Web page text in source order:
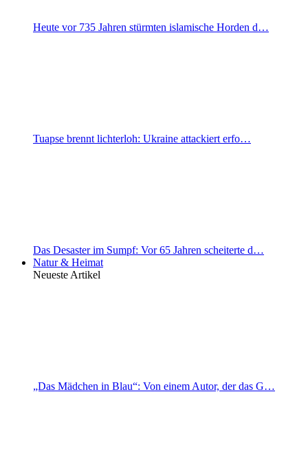
Heute vor 735 Jahren stürmten islamische Horden d…
Tuapse brennt lichterloh: Ukraine attackiert erfo…
Das Desaster im Sumpf: Vor 65 Jahren scheiterte d…
Natur & Heimat
Neueste Artikel
„Das Mädchen in Blau“: Von einem Autor, der das G…